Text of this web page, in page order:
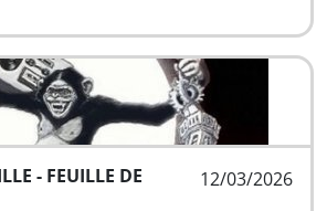
12/03/2026
- FEUILLE DE